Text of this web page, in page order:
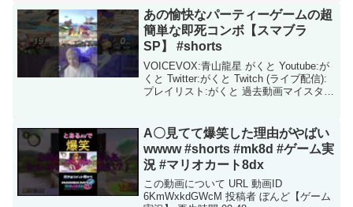
あの愉快なパーティーゲームの超
簡単な即死コンボ【スマブラ
SP】 #shorts
VOICEVOX:青山龍星 がくと Youtube:が
くと Twitter:がくと Twitch (ライブ配信):
プレイリスト:がくと 過去動画マイスター
説...
A〇見てて爆笑した理由がやばい
wwww #shorts #mk8d #ゲーム実
況 #マリオカート8dx
この動画について URL 動画ID
6KmWxkdGWcM 投稿者 ぼんど【ゲーム